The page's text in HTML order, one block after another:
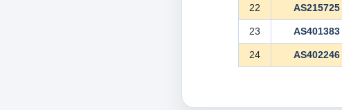
22 AS215725
23 AS401383
24 AS402246